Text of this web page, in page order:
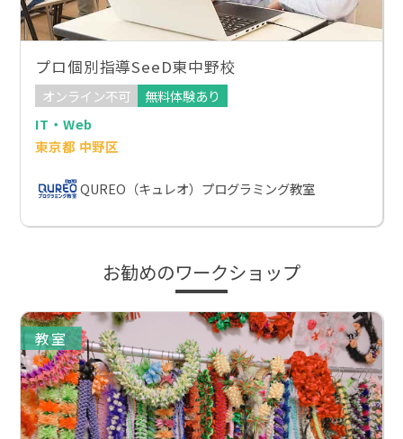
プロ個別指導SeeD東中野校
オンライン不可
無料体験あり
IT・Web
東京都 中野区
QUREO（キュレオ）プログラミング教室
お勧めのワークショップ
教室